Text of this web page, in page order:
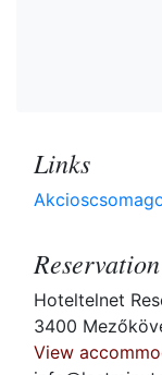
Links
Reservation
Hoteltelnet
3400
View